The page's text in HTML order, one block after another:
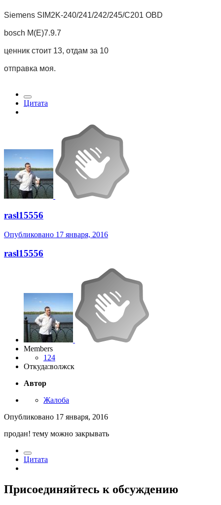
Siemens SIM2K-240/241/242/245/C201 OBD
bosch M(E)7.9.7
ценник стоит 13, отдам за 10
отправка моя.
Цитата
rasl15556
Опубликовано 17 января, 2016
rasl15556
Members
124
Откуда:волжск
Автор
Жалоба
Опубликовано 17 января, 2016
продан! тему можно закрывать
Цитата
Присоединяйтесь к обсуждению